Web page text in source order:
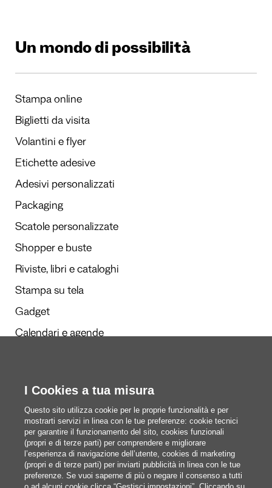
Un mondo di possibilità
Stampa online
Biglietti da visita
Volantini e flyer
Etichette adesive
Adesivi personalizzati
Packaging
Scatole personalizzate
Shopper e buste
Riviste, libri e cataloghi
Stampa su tela
Gadget
Calendari e agende
Redazione
Questi siamo noi
blog@pixartprinting.com
I Cookies a tua misura
Questo sito utilizza cookie per le proprie funzionalità e per
mostrarti servizi in linea con le tue preferenze: cookie tecnici
per garantire il funzionamento del sito, cookies funzionali
(propri e di terze parti) per comprendere e migliorare
l’esperienza di navigazione dell’utente, cookies di marketing
(propri e di terze parti) per inviarti pubblicità in linea con le tue
preferenze. Se vuoi saperne di più o negare il consenso a tutti